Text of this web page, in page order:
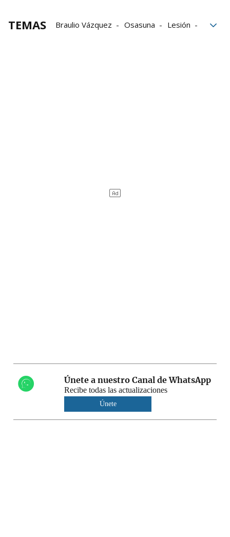
TEMAS Braulio Vázquez Osasuna
Lesión
Únete a nuestro Canal de WhatsApp
Recibe todas las actualizaciones
Únete